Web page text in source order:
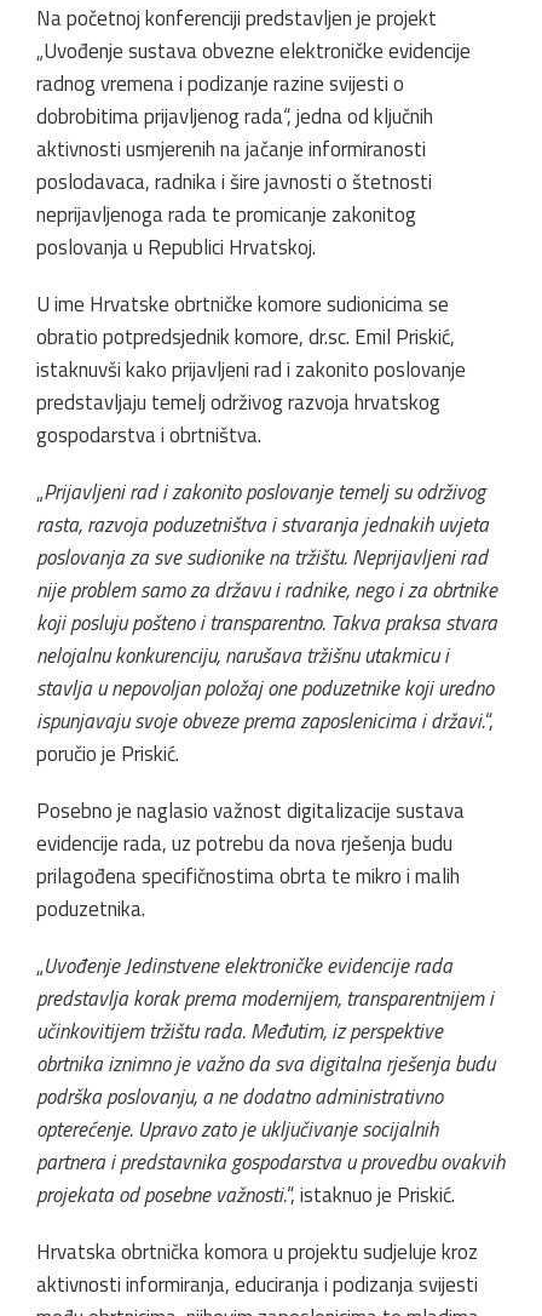
Na početnoj konferenciji predstavljen je projekt
„Uvođenje sustava obvezne elektroničke evidencije
radnog vremena i podizanje razine svijesti o
dobrobitima prijavljenog rada“, jedna od ključnih
aktivnosti usmjerenih na jačanje informiranosti
poslodavaca, radnika i šire javnosti o štetnosti
neprijavljenoga rada te promicanje zakonitog
poslovanja u Republici Hrvatskoj.
U ime Hrvatske obrtničke komore sudionicima se
obratio potpredsjednik komore, dr.sc. Emil Priskić,
istaknuvši kako prijavljeni rad i zakonito poslovanje
predstavljaju temelj održivog razvoja hrvatskog
gospodarstva i obrtništva.
„Prijavljeni rad i zakonito poslovanje temelj su održivog
rasta, razvoja poduzetništva i stvaranja jednakih uvjeta
poslovanja za sve sudionike na tržištu. Neprijavljeni rad
nije problem samo za državu i radnike, nego i za obrtnike
koji posluju pošteno i transparentno. Takva praksa stvara
nelojalnu konkurenciju, narušava tržišnu utakmicu i
stavlja u nepovoljan položaj one poduzetnike koji uredno
ispunjavaju svoje obveze prema zaposlenicima i državi.“,
poručio je Priskić.
Posebno je naglasio važnost digitalizacije sustava
evidencije rada, uz potrebu da nova rješenja budu
prilagođena specifičnostima obrta te mikro i malih
poduzetnika.
„Uvođenje Jedinstvene elektroničke evidencije rada
predstavlja korak prema modernijem, transparentnijem i
učinkovitijem tržištu rada. Međutim, iz perspektive
obrtnika iznimno je važno da sva digitalna rješenja budu
podrška poslovanju, a ne dodatno administrativno
opterećenje. Upravo zato je uključivanje socijalnih
partnera i predstavnika gospodarstva u provedbu ovakvih
projekata od posebne važnosti.“, istaknuo je Priskić.
Hrvatska obrtnička komora u projektu sudjeluje kroz
aktivnosti informiranja, educiranja i podizanja svijesti